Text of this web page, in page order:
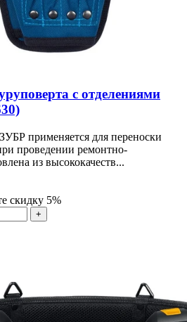
с отделениями
применяется для переноски
проведении ремонтно-
из высококачеств...
скидку 5%
+